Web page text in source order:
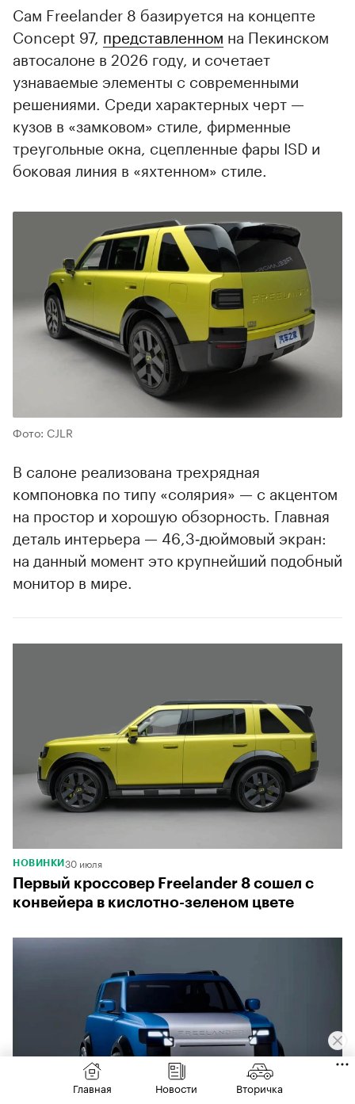
00:00 / 00:00
Сам Freelander 8 базируется на концепте
Concept 97, представленном на Пекинском
автосалоне в 2026 году, и сочетает
узнаваемые элементы с современными
решениями. Среди характерных черт —
кузов в «замковом» стиле, фирменные
треугольные окна, сцепленные фары ISD и
боковая линия в «яхтенном» стиле.
Фото: CJLR
В салоне реализована трехрядная
компоновка по типу «солярия» — с акцентом
на простор и хорошую обзорность. Главная
деталь интерьера — 46,3‑дюймовый экран:
на данный момент это крупнейший подобный
монитор в мире.
НОВИНКИ 30 июля
Первый кроссовер Freelander 8 сошел с
конвейера в кислотно-зеленом цвете
Главная Новости Вторичка